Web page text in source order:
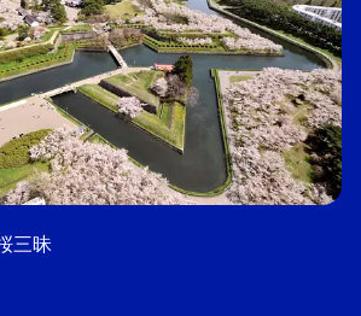
三昧